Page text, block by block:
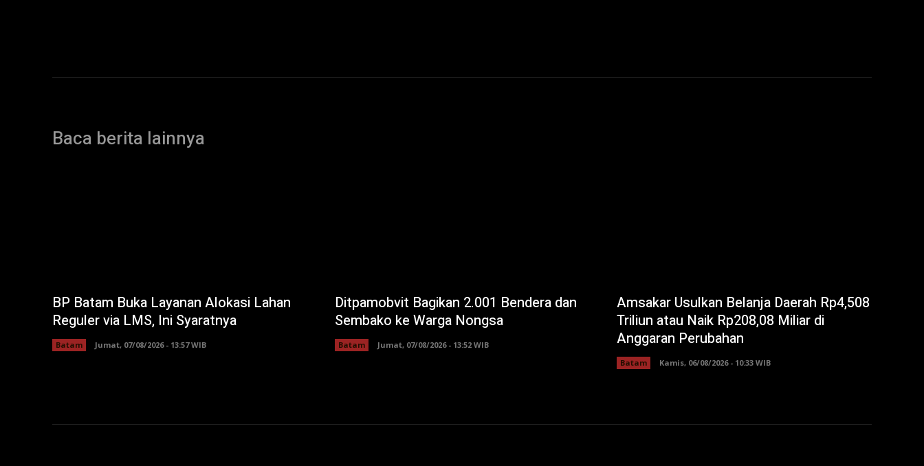
Baca berita lainnya
BP Batam Buka Layanan Alokasi Lahan
Reguler via LMS, Ini Syaratnya
Batam Jumat, 07/08/2026 - 13:57 WIB
Ditpamobvit Bagikan 2.001 Bendera dan
Sembako ke Warga Nongsa
Batam Jumat, 07/08/2026 - 13:52 WIB
Amsakar Usulkan Belanja Daerah Rp4,508
Triliun atau Naik Rp208,08 Miliar di
Anggaran Perubahan
Batam Kamis, 06/08/2026 - 10:33 WIB